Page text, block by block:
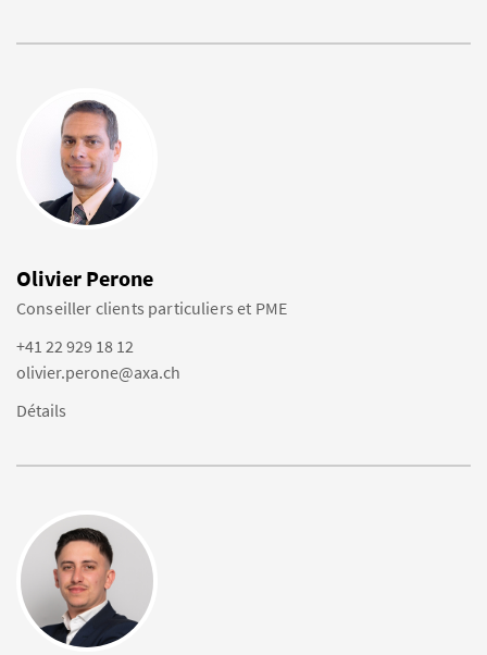
Olivier Perone
Conseiller clients particuliers et PME
+41 22 929 18 12
olivier.perone@axa.ch
Détails